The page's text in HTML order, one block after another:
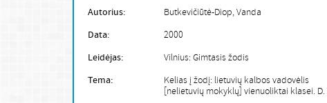
Autorius: Butkevičiūtė-Diop, Vanda
Data: 2000
Leidėjas: Vilnius: Gimtasis žodis
Tema:
Kelias į žodį: lietuvių kalbos vadovėlis
[nelietuvių mokyklų] vienuoliktai klasei. D.